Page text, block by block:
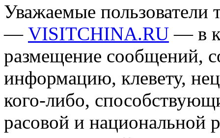
Уважаемые пользователи
— VISITCHINA.RU — в
размещение сообщений,
информацию, клевету,
кого-либо,
расовой и национальной